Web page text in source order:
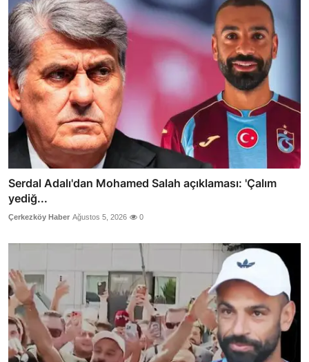
Serdal Adalı'dan Mohamed Salah açıklaması: 'Çalım
yediğ...
Çerkezköy Haber Ağustos 5, 2026 0